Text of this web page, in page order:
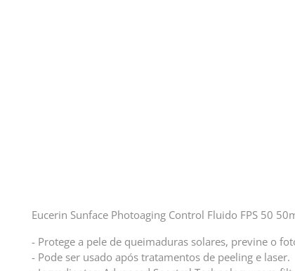
Eucerin Sunface Photoaging Control Fluido FPS 50
- Protege a pele de queimaduras solares, previne o
- Pode ser usado após tratamentos de peeling e laser.